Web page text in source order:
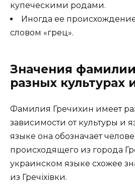
купеческими родами.
Иногда ее
словом «грец».
Значения
разных культурах
Фамилия Гречихин имеет
зависимости от культуры и
языке она обозначает
происходящего из города
украинском языке схожее
из Гречіхівки.